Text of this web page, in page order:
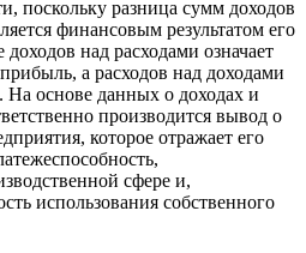
поскольку разница сумм доходов
финансовым результатом его
над расходами означает
а расходов над доходами
основе данных о доходах и
производится вывод о
которое отражает его
сфере и,
использования собственного